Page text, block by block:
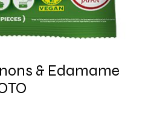
& Edamame